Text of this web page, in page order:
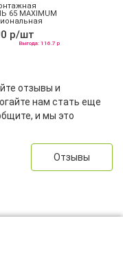
65 MAXIMUM
р/шт
Выгода: 116.7 р
отзывы и
нам стать еще
и мы это
Отзывы